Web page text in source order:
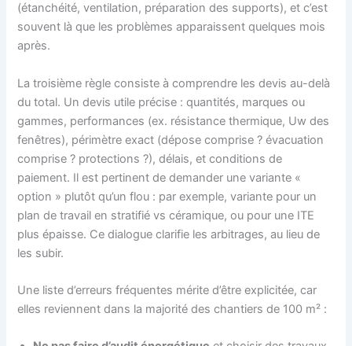
(étanchéité, ventilation, préparation des supports), et c’est
souvent là que les problèmes apparaissent quelques mois
après.
La troisième règle consiste à comprendre les devis au-delà
du total. Un devis utile précise : quantités, marques ou
gammes, performances (ex. résistance thermique, Uw des
fenêtres), périmètre exact (dépose comprise ? évacuation
comprise ? protections ?), délais, et conditions de
paiement. Il est pertinent de demander une variante «
option » plutôt qu’un flou : par exemple, variante pour un
plan de travail en stratifié vs céramique, ou pour une ITE
plus épaisse. Ce dialogue clarifie les arbitrages, au lieu de
les subir.
Une liste d’erreurs fréquentes mérite d’être explicitée, car
elles reviennent dans la majorité des chantiers de 100 m² :